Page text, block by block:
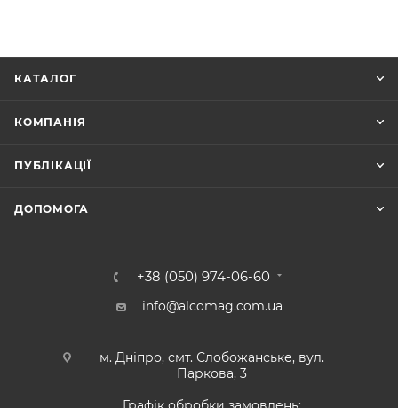
КАТАЛОГ
КОМПАНІЯ
ПУБЛІКАЦІЇ
ДОПОМОГА
+38 (050) 974-06-60
info@alcomag.com.ua
м. Дніпро, смт. Слобожанське, вул.
Паркова, 3